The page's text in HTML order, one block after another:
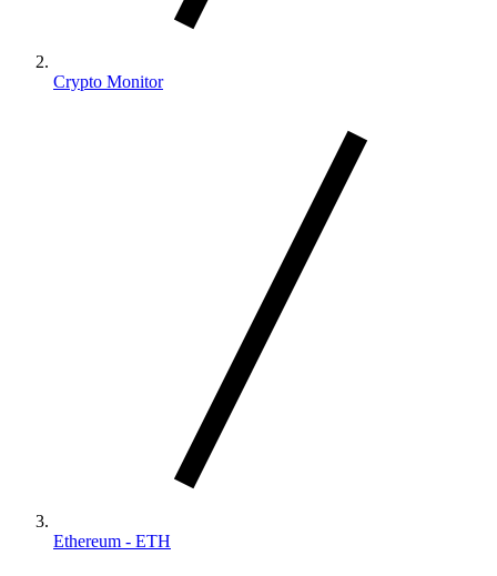
Crypto Monitor
Ethereum - ETH